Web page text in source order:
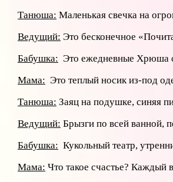
Танюша: Маленькая свечка на
Ведущий: Это бесконечное
Бабушка: Это ежедневные Хрюша
Мама: Это теплый носик из-под
Танюша: Заяц на подушке, синяя
Ведущий: Брызги по всей ванной,
Бабушка: Кукольный театр,
Мама: Что такое счастье? Каждый